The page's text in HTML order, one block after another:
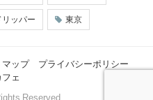
リッパー 東京
マップ
プライバシーポリシー
ェ
Reserved.